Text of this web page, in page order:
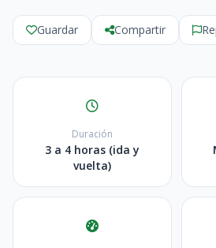
Guardar Compartir
Duración
3 a 4 horas (ida y
vuelta)